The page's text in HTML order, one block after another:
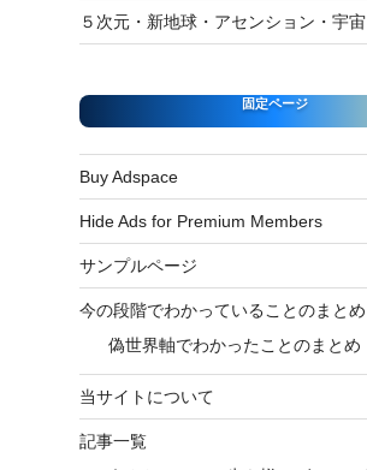
５次元・新地球・アセンション・宇宙
固定ページ
Buy Adspace
Hide Ads for Premium Members
サンプルページ
今の段階でわかっていることのまとめ
偽世界軸でわかったことのまとめ
当サイトについて
記事一覧